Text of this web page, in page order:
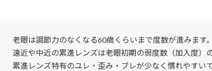
老眼は調節力のなくなる60歳くらいまで度数が進みます。
遠近や中近の累進レンズは老眼初期の弱度数（加入度）
累進レンズ特有のユレ・歪み・ブレが少なく慣れやすいで